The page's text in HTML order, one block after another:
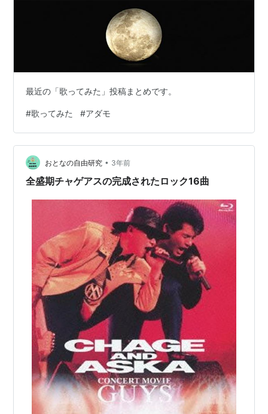
最近の「歌ってみた」投稿まとめです。
#歌ってみた #アダモ
おとなの自由研究 • 3年前
全盛期チャゲアスの完成されたロック16曲